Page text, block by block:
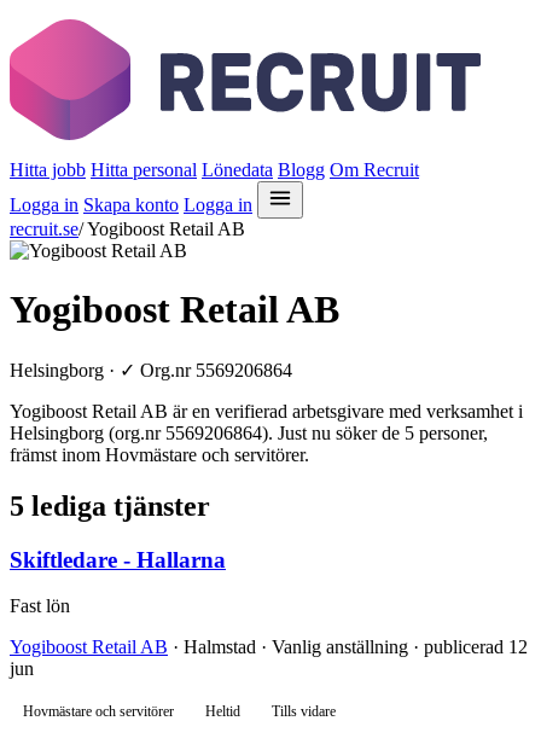
Hitta jobb Hitta personal Lönedata Blogg Om Recruit
Logga in Skapa konto Logga in
recruit.se/Yogiboost Retail AB
Yogiboost Retail AB
Helsingborg · ✓ Org.nr 5569206864
Yogiboost Retail AB är en verifierad arbetsgivare med verksamhet i
Helsingborg (org.nr 5569206864). Just nu söker de 5 personer,
främst inom Hovmästare och servitörer.
5 lediga tjänster
Skiftledare - Hallarna
Fast lön
Yogiboost Retail AB · Halmstad · Vanlig anställning · publicerad 12
jun
Hovmästare och servitörer Heltid Tills vidare